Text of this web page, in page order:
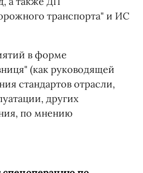
транспорта" и ИС
в форме
(как руководящей
стандартов отрасли,
других
по мнению